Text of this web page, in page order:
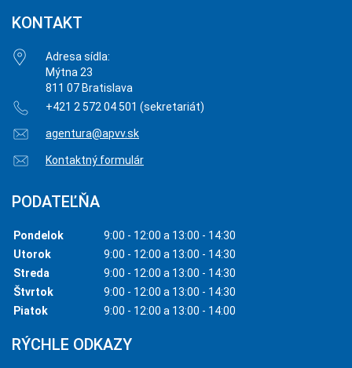
KONTAKT
Adresa sídla:
Mýtna 23
811 07 Bratislava
+421 2 572 04 501 (sekretariát)
agentura@apvv.sk
Kontaktný formulár
PODATEĽŇA
Pondelok
9:00 - 12:00 a 13:00 - 14:30
Utorok
9:00 - 12:00 a 13:00 - 14:30
Streda
9:00 - 12:00 a 13:00 - 14:30
Štvrtok
9:00 - 12:00 a 13:00 - 14:30
Piatok
9:00 - 12:00 a 13:00 - 14:00
RÝCHLE ODKAZY